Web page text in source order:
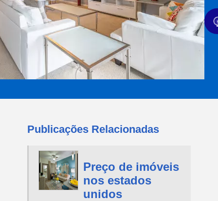
Publicações Relacionadas
Preço de imóveis
nos estados
unidos